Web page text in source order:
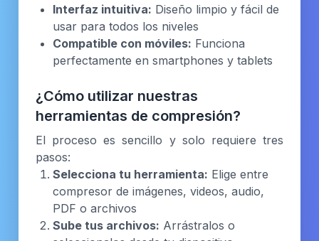
Interfaz intuitiva: Diseño limpio y fácil de
usar para todos los niveles
Compatible con móviles: Funciona
perfectamente en smartphones y tablets
¿Cómo utilizar nuestras
herramientas de compresión?
El proceso es sencillo y solo requiere tres
pasos:
Selecciona tu herramienta: Elige entre
compresor de imágenes, videos, audio,
PDF o archivos
Sube tus archivos: Arrástralos o